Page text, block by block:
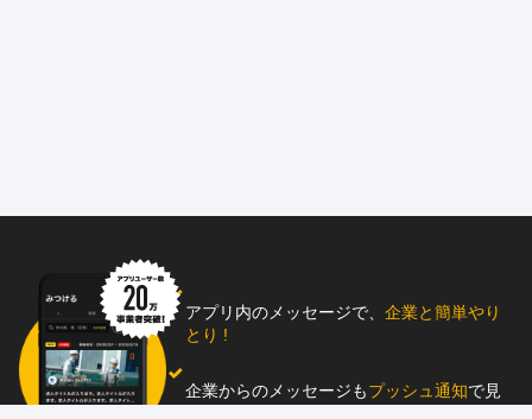
アプリ内のメッセージで、 企業と簡単やり
とり !
企業からのメッセージもプッシュ通知で見